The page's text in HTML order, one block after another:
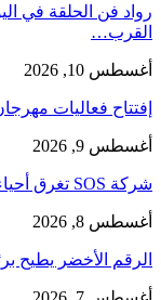
رواد فن الحلقة في
القرب…
أغسطس 10, 2026
إفتتاح فعاليات
أغسطس 9, 2026
شركة SOS تغرق أحياء آسفي في الأزبال وتحولها إلى مطارح
أغسطس 8, 2026
الرقم الأخضر يطيح